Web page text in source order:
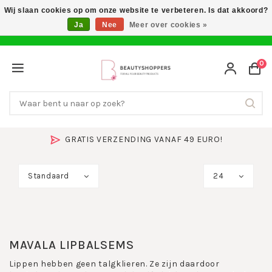
GRATIS VERZENDING VANAF 49 EURO!
0
Standaard 24
MAVALA LIPBALSEMS
Lippen hebben geen talgklieren. Ze zijn daardoor
Wij slaan cookies op om onze website te verbeteren. Is dat akkoord?
Ja
Nee Meer over cookies »